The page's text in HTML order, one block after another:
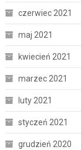
czerwiec 2021
maj 2021
kwiecień 2021
marzec 2021
luty 2021
styczeń 2021
grudzień 2020